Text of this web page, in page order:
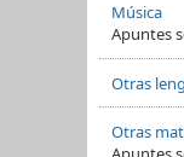
Música
Apuntes
Otras
Otras